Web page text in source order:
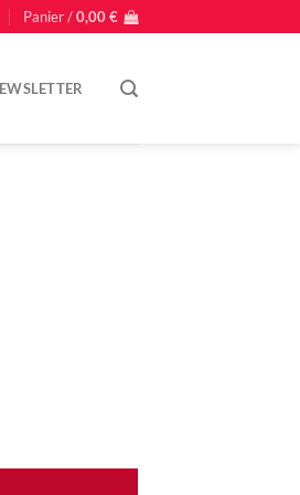
Panier /0,00€